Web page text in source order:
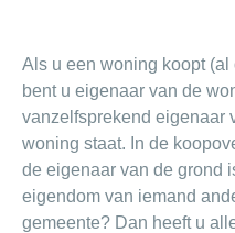
Als u een woning koopt
bent u eigenaar van de
vanzelfsprekend eigenaar
woning staat. In de
de eigenaar van de grond
eigendom van iemand
gemeente? Dan heeft u